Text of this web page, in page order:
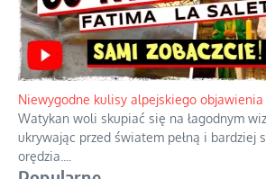
Duchowa apteczka bez teologicznych
Instrukcja obsługi łaski z ominięciem